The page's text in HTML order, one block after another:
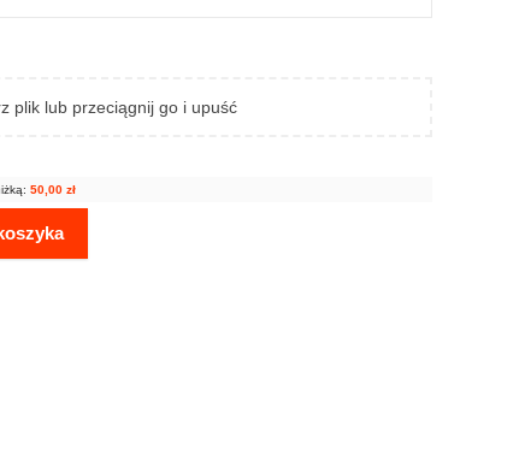
plik lub przeciągnij go i upuść
50,00 zł